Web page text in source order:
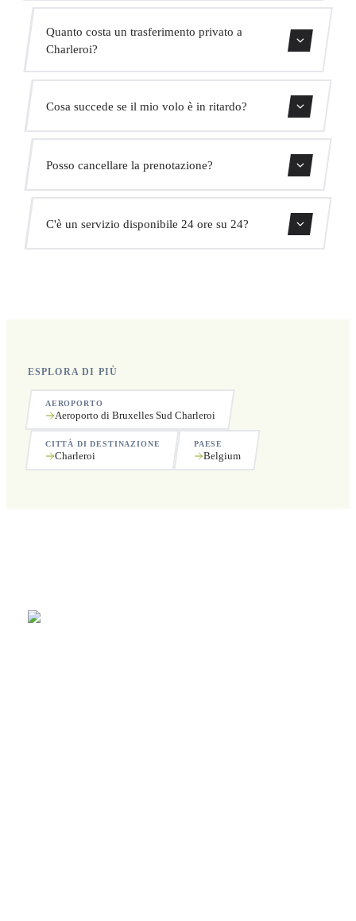
Quanto costa un trasferimento privato a
Charleroi?
prezzo fisso immediato. Senza costi nascosti.
Cosa succede se il mio volo è in ritardo?
adatterà automaticamente l'orario di ritiro senza costi
aggiuntivi.
Posso cancellare la prenotazione?
Sì, puoi cancellare gratuitamente fino a 24 ore prima del
ritiro.
C'è un servizio disponibile 24 ore su 24?
ESPLORA DI PIÙ
AEROPORTO
Aeroporto di Bruxelles Sud Charleroi
CITTÀ DI DESTINAZIONE
Charleroi
PAESE
Belgium